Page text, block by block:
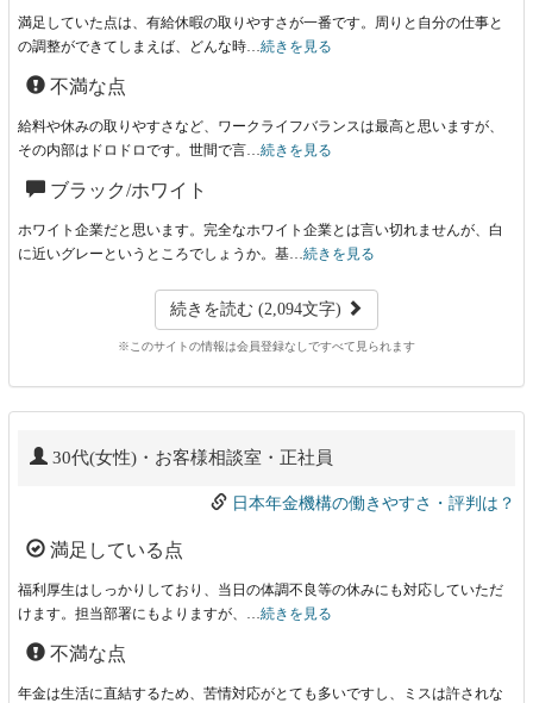
満足していた点は、有給休暇の取りやすさが一番です。周りと自分の仕事と
の調整ができてしまえば、どんな時… 続きを見る
不満な点
給料や休みの取りやすさなど、ワークライフバランスは最高と思いますが、
その内部はドロドロです。世間で言… 続きを見る
ブラック/ホワイト
ホワイト企業だと思います。完全なホワイト企業とは言い切れませんが、白
に近いグレーというところでしょうか。基… 続きを見る
続きを読む (2,094文字)
※このサイトの情報は会員登録なしですべて見られます
30代(女性)・お客様相談室・正社員
日本年金機構の働きやすさ・評判は？
満足している点
福利厚生はしっかりしており、当日の体調不良等の休みにも対応していただ
けます。担当部署にもよりますが、… 続きを見る
不満な点
年金は生活に直結するため、苦情対応がとても多いですし、ミスは許されな